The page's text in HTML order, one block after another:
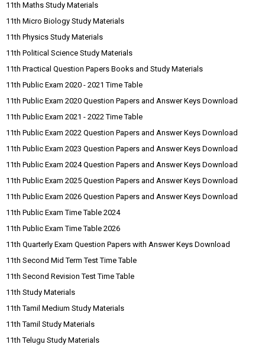
11th Maths Study Materials
11th Micro Biology Study Materials
11th Physics Study Materials
11th Political Science Study Materials
11th Practical Question Papers Books and Study Materials
11th Public Exam 2020 - 2021 Time Table
11th Public Exam 2020 Question Papers and Answer Keys Download
11th Public Exam 2021 - 2022 Time Table
11th Public Exam 2022 Question Papers and Answer Keys Download
11th Public Exam 2023 Question Papers and Answer Keys Download
11th Public Exam 2024 Question Papers and Answer Keys Download
11th Public Exam 2025 Question Papers and Answer Keys Download
11th Public Exam 2026 Question Papers and Answer Keys Download
11th Public Exam Time Table 2024
11th Public Exam Time Table 2026
11th Quarterly Exam Question Papers with Answer Keys Download
11th Second Mid Term Test Time Table
11th Second Revision Test Time Table
11th Study Materials
11th Tamil Medium Study Materials
11th Tamil Study Materials
11th Telugu Study Materials